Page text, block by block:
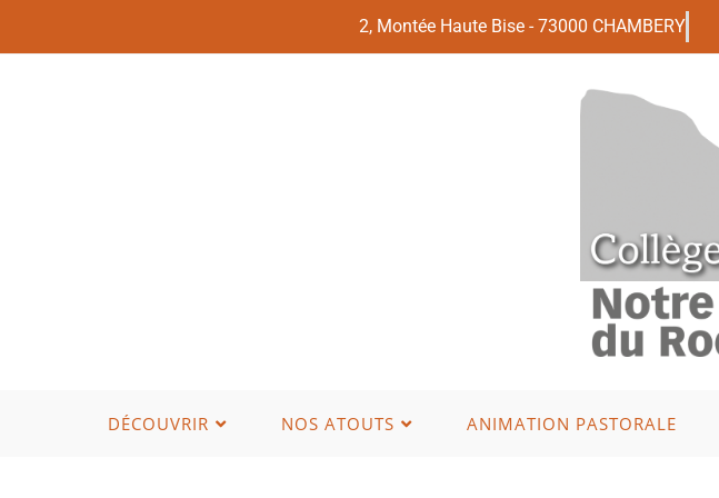
2, Montée Haute Bise - 73000 CHAMBERY
DÉCOUVRIR NOS ATOUTS ANIMATION PASTORALE